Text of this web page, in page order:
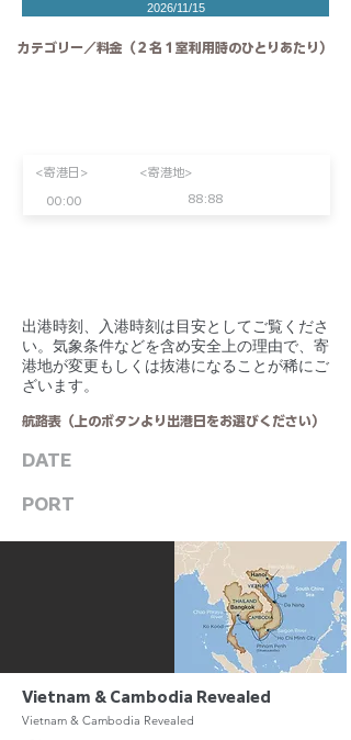
<寄港日>
00:00 88:88
<寄港地>
2026/11/15
カテゴリー／料金（２名１室利用時のひとりあたり）
​出港時刻、入港時刻は目安としてご覧くださ
い。気象条件などを含め安全上の理由で、寄
港地が変更もしくは抜港になることが稀にご
ざいます。
航路表（上のボタンより出港日をお選びください）
DATE
PORT
Vietnam & Cambodia Revealed
Vietnam & Cambodia Revealed